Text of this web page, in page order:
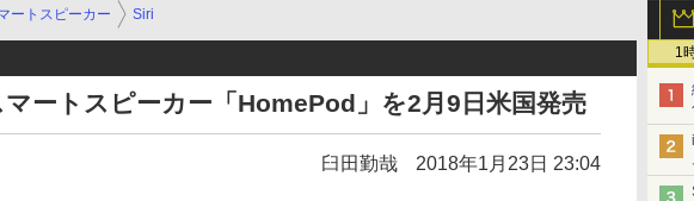
1
ートスピーカー Siri
ートスピーカー「HomePod」を2月9日米国発売
臼田勤哉 2018年1月23日 23:04